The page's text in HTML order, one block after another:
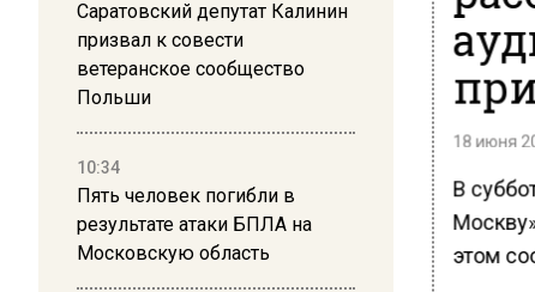
Саратовский депутат Калинин
призвал к совести
ветеранское сообщество
Польши
10:34
Пять человек погибли в
результате атаки БПЛА на
Московскую область
18 июня
В
этом